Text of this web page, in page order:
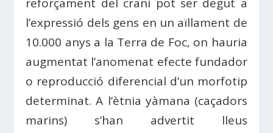
l’expressió dels gens en un aïllament de
10.000 anys a la Terra de Foc, on hauria
augmentat l’anomenat efecte fundador
o reproducció diferencial d’un morfotip
determinat. A l’ètnia yàmana (caçadors
marins) s’han advertit lleus